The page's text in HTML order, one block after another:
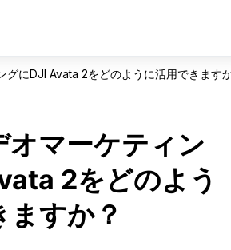
グにDJI Avata 2をどのように活用できます
オマーケティン
2をどのよう
ますか？